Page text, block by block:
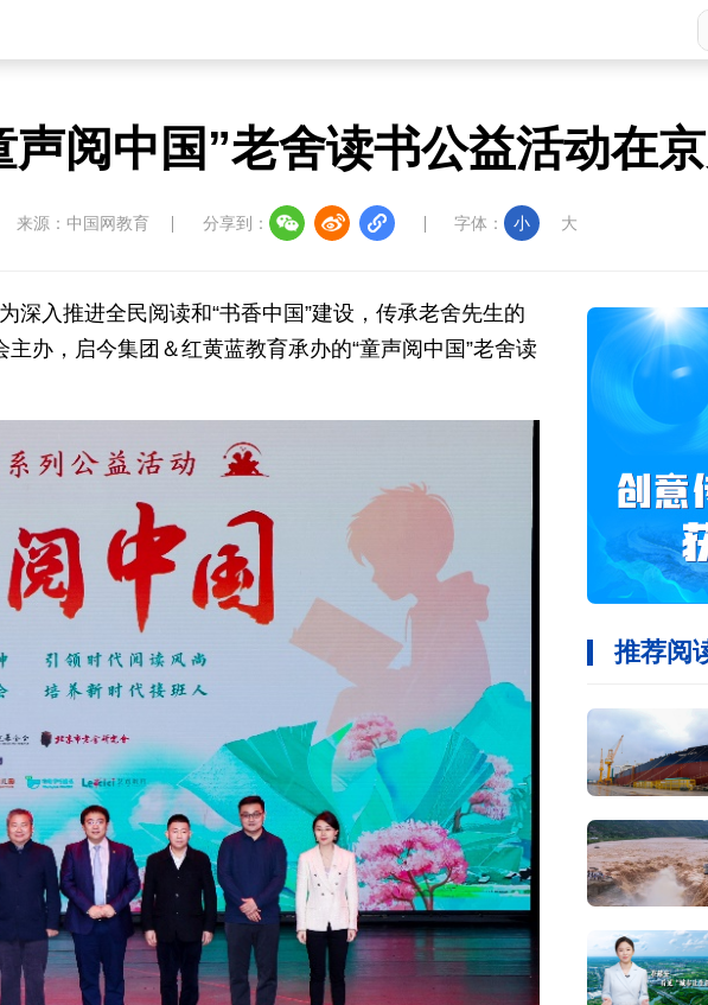
声阅中国”老舍读书公益活动在
来源：中国网教育 分享到： 字体： 小 大
深入推进全民阅读和“书香中国”建设，传承老舍先生的
办，启今集团＆红黄蓝教育承办的“童声阅中国”老舍读